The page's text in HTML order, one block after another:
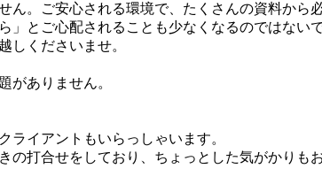
ん。ご安心される環境で、たくさんの資料から
」とご心配されることも少なくなるのではない
しくださいませ。
がありません。
ライアントもいらっしゃいます。
の打合せをしており、ちょっとした気がかりも